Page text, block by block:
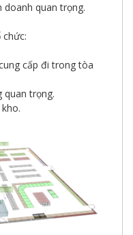
quan trọng.
cấp đi trong tòa
quan trọng.